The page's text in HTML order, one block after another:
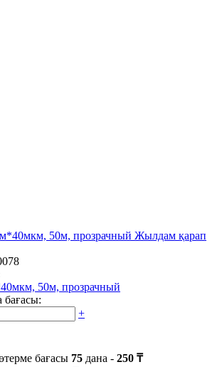
Жылдам қарап
50м, прозрачный
бағасы:
+
бағасы 75 дана - 250 ₸